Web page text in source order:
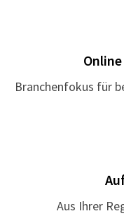
Branchenfokus für
Aus Ihrer